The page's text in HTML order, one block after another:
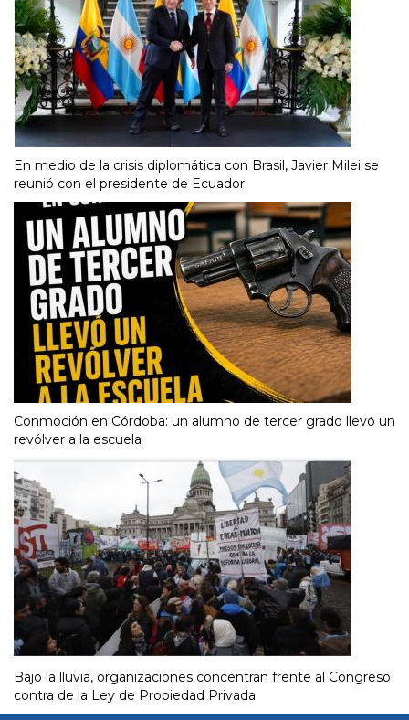
En medio de la crisis diplomática con Brasil, Javier Milei se
reunió con el presidente de Ecuador
Conmoción en Córdoba: un alumno de tercer grado llevó un
revólver a la escuela
Bajo la lluvia, organizaciones concentran frente al Congreso
contra de la Ley de Propiedad Privada